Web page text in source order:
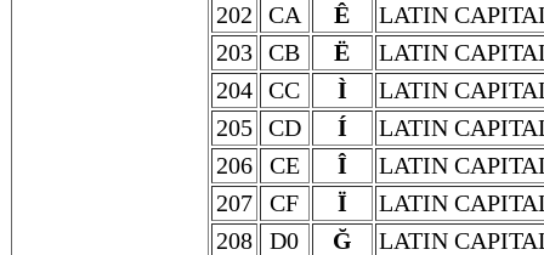
202
CA Ê
LATIN
203
CB Ë
LATIN
204
CC Ì
LATIN
205
CD Í
LATIN
206
CE Î
LATIN
207
CF Ï
LATIN
208
D0 Ğ
LATIN